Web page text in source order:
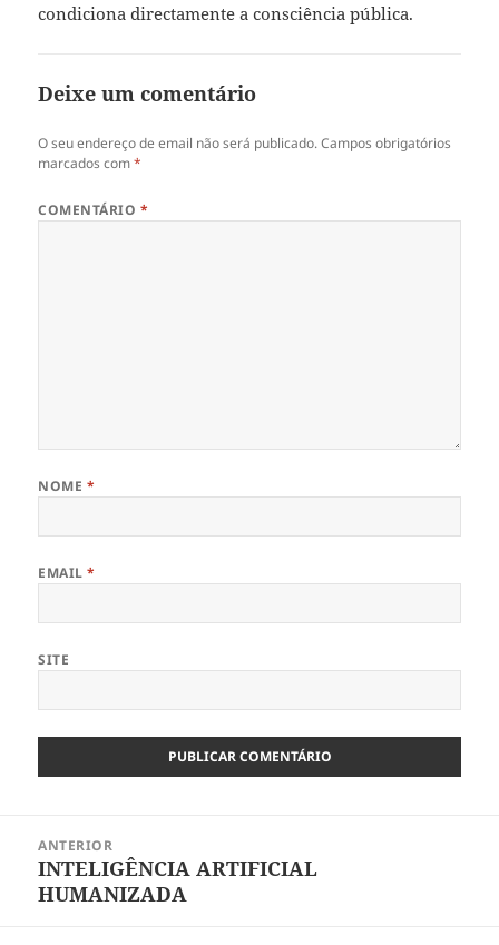
condiciona directamente a consciência pública.
Deixe um comentário
O seu endereço de email não será publicado. Campos obrigatórios
marcados com*
COMENTÁRIO *
NOME *
EMAIL*
SITE
artigos
ANTERIOR
Artigo
anterior:
INTELIGÊNCIA ARTIFICIAL
HUMANIZADA